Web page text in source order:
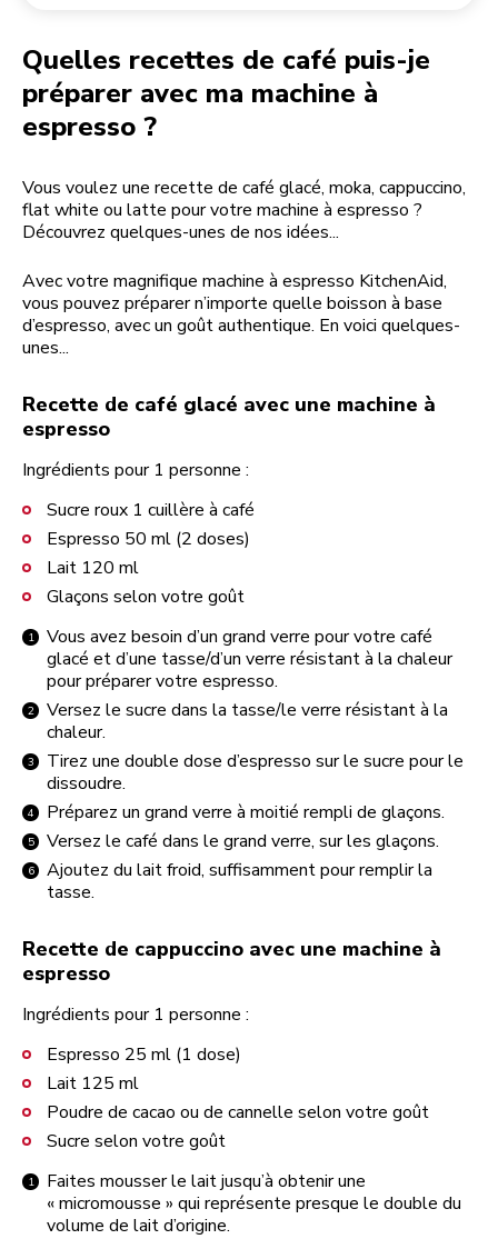
Quelles recettes de café puis-je
préparer avec ma machine à
espresso ?
Vous voulez une recette de café glacé, moka, cappuccino,
flat white ou latte pour votre machine à espresso ?
Découvrez quelques-unes de nos idées...
Avec votre magnifique machine à espresso KitchenAid,
vous pouvez préparer n’importe quelle boisson à base
d’espresso, avec un goût authentique. En voici quelques-
unes...
Recette de café glacé avec une machine à
espresso
Ingrédients pour 1 personne :
Sucre roux 1 cuillère à café
Espresso 50 ml (2 doses)
Lait 120 ml
Glaçons selon votre goût
Vous avez besoin d’un grand verre pour votre café
glacé et d’une tasse/d’un verre résistant à la chaleur
pour préparer votre espresso.
Versez le sucre dans la tasse/le verre résistant à la
chaleur.
Tirez une double dose d’espresso sur le sucre pour le
dissoudre.
Préparez un grand verre à moitié rempli de glaçons.
Versez le café dans le grand verre, sur les glaçons.
Ajoutez du lait froid, suffisamment pour remplir la
tasse.
Recette de cappuccino avec une machine à
espresso
Ingrédients pour 1 personne :
Espresso 25 ml (1 dose)
Lait 125 ml
Poudre de cacao ou de cannelle selon votre goût
Sucre selon votre goût
Faites mousser le lait jusqu’à obtenir une
« micromousse » qui représente presque le double du
volume de lait d’origine.